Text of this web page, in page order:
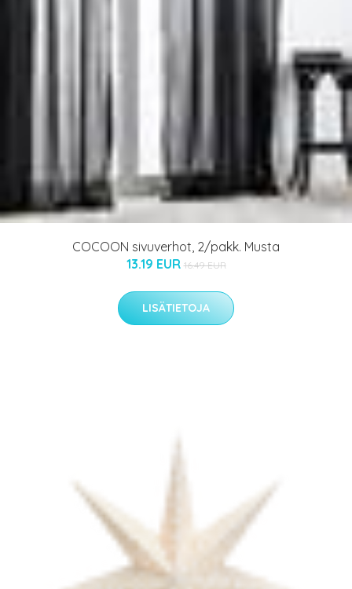
COCOON sivuverhot, 2/pakk. Musta
13.19 EUR 16.49 EUR
LISÄTIETOJA